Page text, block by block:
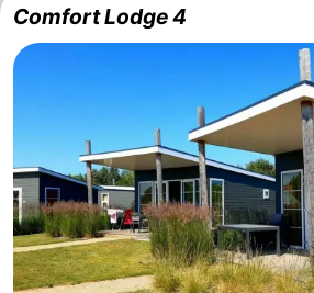
Boerderijen
-
Speeltuinen
-
Minigolfbanen
Wellness
centra
Dorpen
&
Natuur
Comfort Lodge 4